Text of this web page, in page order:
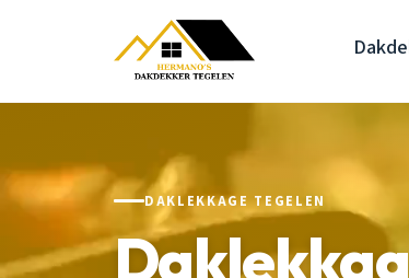
DAKLEKKAGE TEGELEN